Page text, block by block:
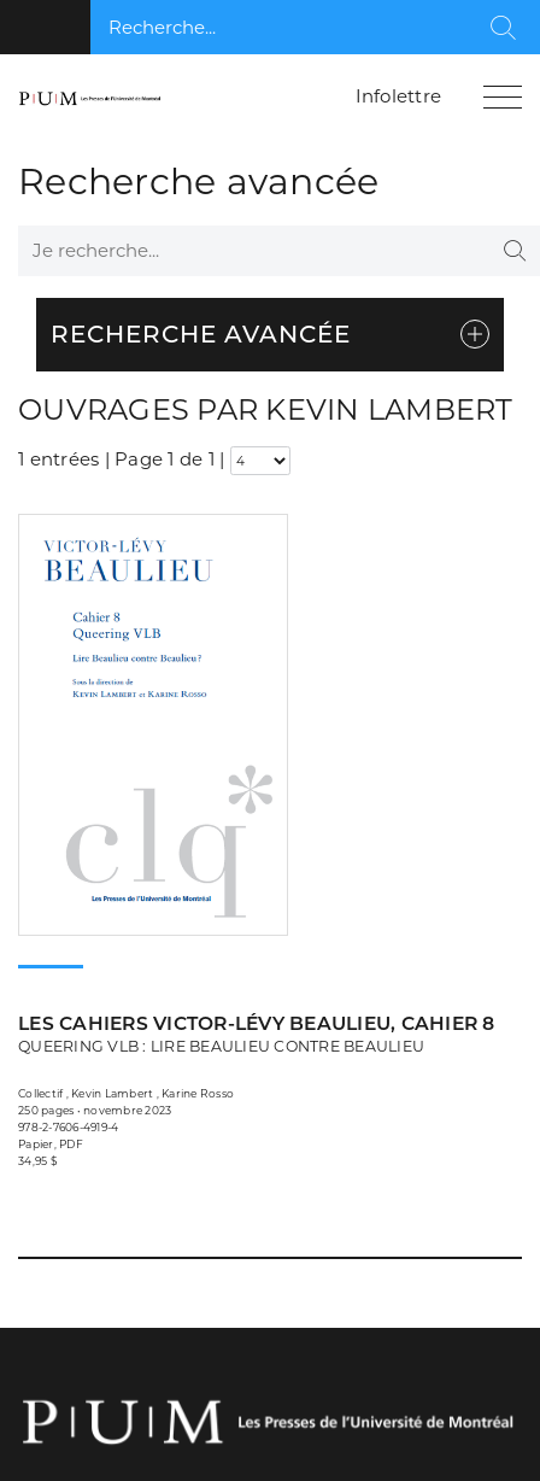
Recherche...
Infolettre
Recherche avancée
Je recherche...
RECHERCHE AVANCÉE
OUVRAGES PAR KEVIN LAMBERT
1 entrées | Page 1 de 1 |
LES CAHIERS VICTOR-LÉVY BEAULIEU, CAHIER 8
QUEERING VLB : LIRE BEAULIEU CONTRE BEAULIEU
Collectif , Kevin Lambert , Karine Rosso
250 pages • novembre 2023
978-2-7606-4919-4
Papier, PDF
34,95 $